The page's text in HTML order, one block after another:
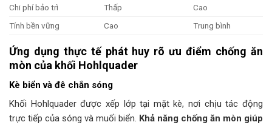
Chi phí bảo trì
Thấp
Cao
Tính bền vững
Cao Trung bình
Ứng dụng thực tế phát huy rõ ưu điểm chống ăn
mòn của khối Hohlquader
Kè biển và đê chắn sóng
Khối Hohlquader được xếp lớp tại mặt kè, nơi chịu tác động
trực tiếp của sóng và muối biển. Khả năng chống ăn mòn giúp